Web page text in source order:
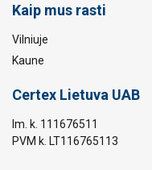
Kaip mus rasti
Vilniuje
Kaune
Certex Lietuva UAB
Im. k. 111676511
PVM k. LT116765113